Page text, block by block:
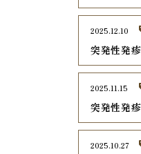
突発性発
2025.12.10
突発性発
2025.11.15
2025.10.27